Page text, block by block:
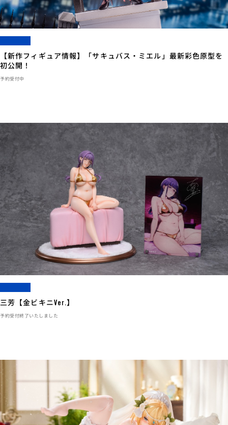
【新作フィギュア情報】「サキュバス・ミエル」最新彩色原型を
初公開！
予約受付中
三芳【金ビキニVer.】
予約受付終了いたしました